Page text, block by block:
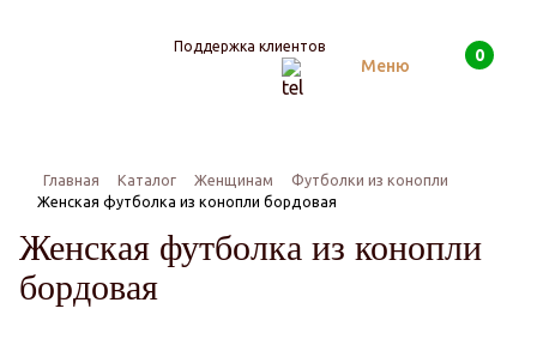
Поддержка клиентов
Меню
Поиск 0
Главная Каталог Женщинам
Футболки из конопли
Женская футболка из конопли бордовая
Женская футболка из конопли
бордовая